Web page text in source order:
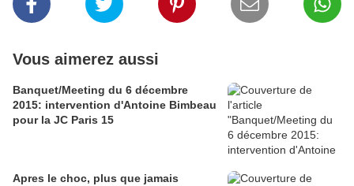
Vous aimerez aussi
Banquet/Meeting du 6 décembre
2015: intervention d'Antoine Bimbeau
pour la JC Paris 15
Apres le choc, plus que jamais